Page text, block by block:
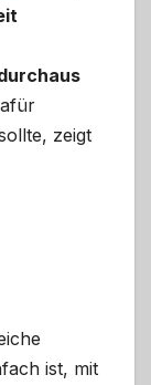
zeigt
ist, mit